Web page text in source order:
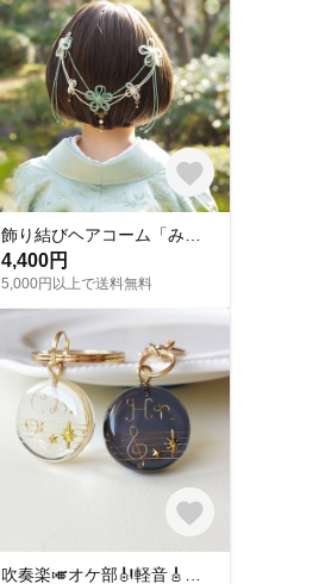
4,400円
5,000円以上で送料無料